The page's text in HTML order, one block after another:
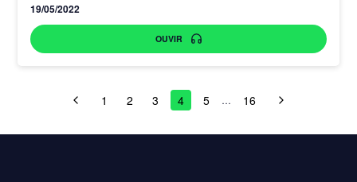
19/05/2022
OUVIR
1 2 3 4 5 … 16